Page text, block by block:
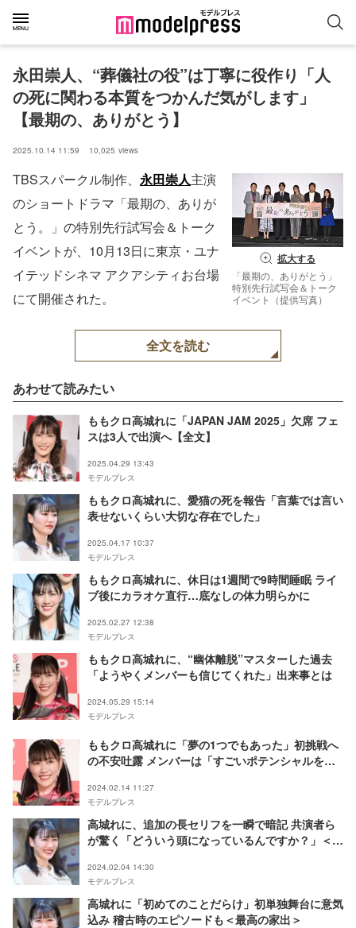
永田崇人、“葬儀社の役”は丁寧に役作り「人
の死に関わる本質をつかんだ気がします」
【最期の、ありがとう】
2025.10.14 11:59 10,025 views
拡大する
「最期の、ありがとう」
特別先行試写会＆トーク
イベント（提供写真）
TBSスパークル制作、 永田崇人主演
のショートドラマ「最期の、ありが
とう。」の特別先行試写会＆トーク
イベントが、10月13日に東京・ユナ
イテッドシネマ アクアシティお台場
にて開催された。
全文を読む
あわせて読みたい
ももクロ高城れに「JAPAN JAM 2025」欠席 フェ
スは3人で出演へ【全文】
2025.04.29 13:43
モデルプレス
ももクロ高城れに、愛猫の死を報告「言葉では言い
表せないくらい大切な存在でした」
2025.04.17 10:37
モデルプレス
ももクロ高城れに、休日は1週間で9時間睡眠 ライ
ブ後にカラオケ直行…底なしの体力明らかに
2025.02.27 12:38
モデルプレス
ももクロ高城れに、“幽体離脱”マスターした過去
「ようやくメンバーも信じてくれた」出来事とは
2024.05.29 15:14
モデルプレス
ももクロ高城れに「夢の1つでもあった」初挑戦へ
の不安吐露 メンバーは「すごいポテンシャルを発
2024.02.14 11:27
モデルプレス
高城れに、追加の長セリフを一瞬で暗記 共演者ら
が驚く「どういう頭になっているんですか？」＜最
2024.02.04 14:30
モデルプレス
高城れに「初めてのことだらけ」初単独舞台に意気
込み 稽古時のエピソードも＜最高の家出＞